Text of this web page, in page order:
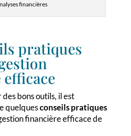
financières
pratiques
des bons outils, il est
quelquesconseils pratiques
financière efficace de